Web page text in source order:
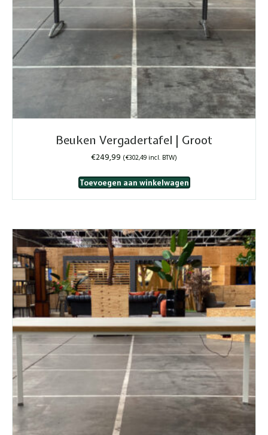
Beuken Vergadertafel | Groot
€249,99 (€302,49incl. BTW)
Toevoegen aan winkelwagen